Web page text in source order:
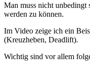
Man muss nicht unbedingt
werden zu können.
Im Video zeige ich ein
(Kreuzheben, Deadlift).
Wichtig sind vor allem